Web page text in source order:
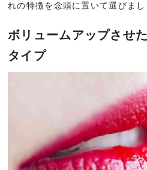
れの特徴を念頭に置いて選びまし
ボリュームアップさせ
タイプ